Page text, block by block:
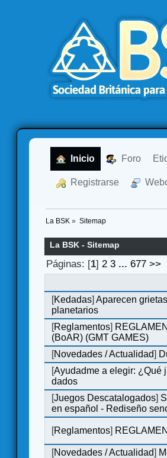
Inicio Foro
Registrarse
La BSK » Sitemap
La BSK - Sitemap
Páginas: [1]2 3 ...677 >>
[Kedadas]Aparecen
planetarios
[Reglamentos]
(BoAR) (GMT GAMES)
[Novedades / Actualidad]
[Ayudadme a elegir: ¿Qué
dados
[Juegos Descatalogados]
en español - Rediseño
[Reglamentos]
[Novedades / Actualidad]